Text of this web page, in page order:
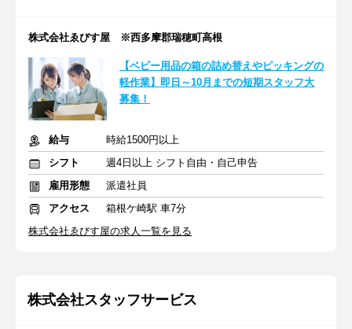
株式会社ゑびす屋 ※西多摩郡瑞穂町高根
【ベビー用品の箱の詰め替えやピッキングの
軽作業】即日～10月までの短期スタッフ大
募集！
給与
時給1500円以上
シフト
週4日以上 シフト自由・自己申告
雇用形態
派遣社員
アクセス
箱根ケ崎駅 車7分
株式会社ゑびす屋の求人一覧を見る
株式会社スタッフサービス